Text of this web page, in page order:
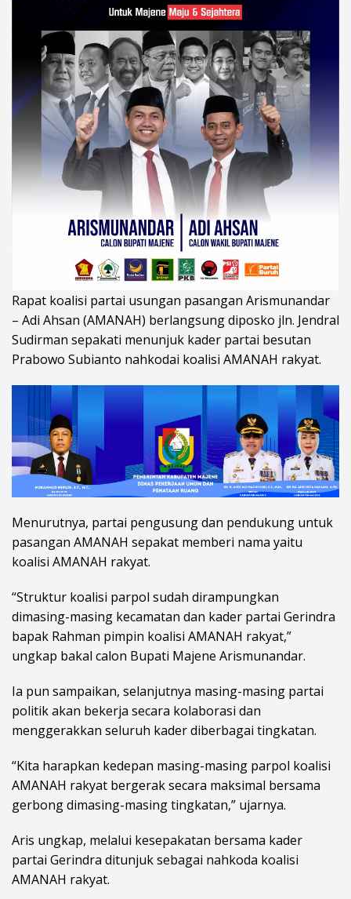
Rapat koalisi partai usungan pasangan Arismunandar
– Adi Ahsan (AMANAH) berlangsung diposko jln. Jendral
Sudirman sepakati menunjuk kader partai besutan
Prabowo Subianto nahkodai koalisi AMANAH rakyat.
Menurutnya, partai pengusung dan pendukung untuk
pasangan AMANAH sepakat memberi nama yaitu
koalisi AMANAH rakyat.
“Struktur koalisi parpol sudah dirampungkan
dimasing-masing kecamatan dan kader partai Gerindra
bapak Rahman pimpin koalisi AMANAH rakyat,”
ungkap bakal calon Bupati Majene Arismunandar.
Ia pun sampaikan, selanjutnya masing-masing partai
politik akan bekerja secara kolaborasi dan
menggerakkan seluruh kader diberbagai tingkatan.
“Kita harapkan kedepan masing-masing parpol koalisi
AMANAH rakyat bergerak secara maksimal bersama
gerbong dimasing-masing tingkatan,” ujarnya.
Aris ungkap, melalui kesepakatan bersama kader
partai Gerindra ditunjuk sebagai nahkoda koalisi
AMANAH rakyat.